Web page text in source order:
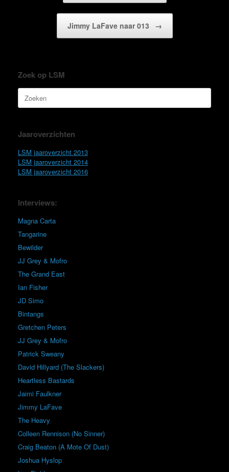
Jimmy LaFave naar 013 →
Zoek op LSM
naar:
Jaaroverzichten
LSM jaaroverzicht 2013
LSM jaaroverzicht 2014
LSM jaaroverzicht 2016
Interviews:
Magna Carta
Tangarine
Bewilder
JJ Grey & Mofro
The Grand East
Ian Fisher
JD Simo
Bintangs
Gretchen Peters
JJ Grey & Mofro
Patrick Sweany
David Hillyard (The Slackers)
Heartless Bastards
Jaimi Faulkner
Jimmy LaFave
The Heavy
Colleen Rennison (No Sinner)
Craig Beaton (A Mote Of Dust)
Joshua Hyslop